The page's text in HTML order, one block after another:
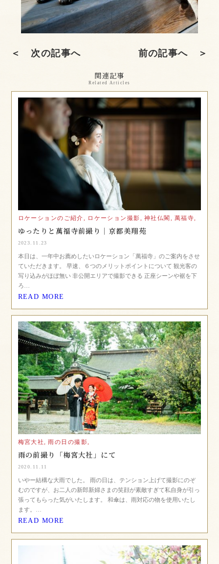
＜ 次の記事へ 前の記事へ ＞
関連記事
Related Articles
ロケーションのご紹介, ロケーション撮影, 神社仏閣, 萬福寺,
ゆったりと萬福寺前撮り｜京都美翔苑
2023.11.23
本日は、一年中お薦めしたいロケーション「萬福寺」のご案内をさせ
ていただきます。 早速、６つのメリットポイントについて 観光客の
写り込みがほぼ無い 非公開エリアで撮影できる 正座シーンや裾を下
ろ…
READ MORE
梅宮大社, 雨の日の撮影,
雨の前撮り「梅宮大社」にて
2020.11.11
いやー結構な大雨でした。 雨の日は、テンション上げて撮影にのぞ
むのですが、お二人の新郎新婦さまの笑顔が素敵すぎて私自身が引っ
張ってもらった気がいたします。 和傘は、雨対応の物を使用いたし
ます。…
READ MORE